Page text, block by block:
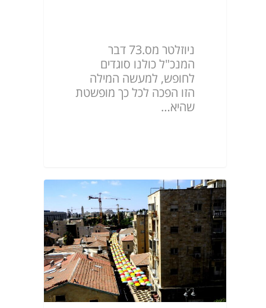
ניוזלטר מס.73 דבר
המנכ"ל כולנו סוגדים
לחופש, למעשה המילה
הזו הפכה לכל כך מופשטת
שהיא…